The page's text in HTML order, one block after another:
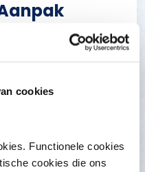
cookies
Functionele cookies
cookies die ons